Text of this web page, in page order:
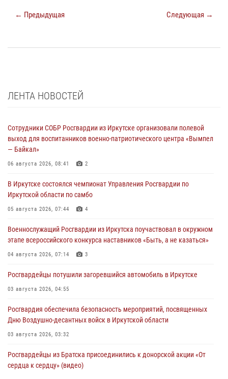
← Предыдущая Следующая →
ЛЕНТА НОВОСТЕЙ
Сотрудники СОБР Росгвардии из Иркутске организовали полевой
выход для воспитанников военно-патриотического центра «Вымпел
— Байкал»
06 августа 2026, 08:41 2
В Иркутске состоялся чемпионат Управления Росгвардии по
Иркутской области по самбо
05 августа 2026, 07:44 4
Военнослужащий Росгвардии из Иркутска поучаствовал в окружном
этапе всероссийского конкурса наставников «Быть, а не казаться»
04 августа 2026, 07:14 3
Росгвардейцы потушили загоревшийся автомобиль в Иркутске
03 августа 2026, 04:55
Росгвардия обеспечила безопасность мероприятий, посвященных
Дню Воздушно-десантных войск в Иркутской области
03 августа 2026, 03:32
Росгвардейцы из Братска присоединились к донорской акции «От
сердца к сердцу» (видео)